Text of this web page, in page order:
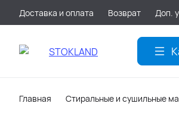
Доставка и оплата Возврат Доп.
Главная Стиральные и сушильные